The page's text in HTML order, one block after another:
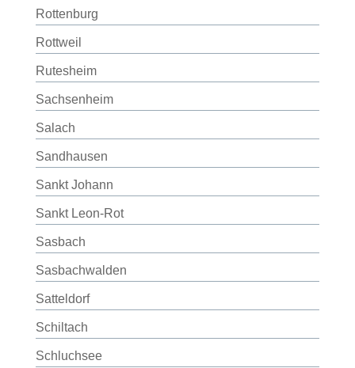
Rottenburg
Rottweil
Rutesheim
Sachsenheim
Salach
Sandhausen
Sankt Johann
Sankt Leon-Rot
Sasbach
Sasbachwalden
Satteldorf
Schiltach
Schluchsee